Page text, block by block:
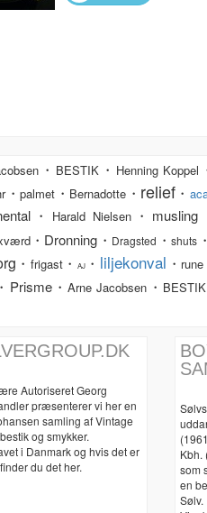
・ BESTIK・ Henning Koppel
・palmet ・ Bernadotte ・ relief ・
・ Harald Nielsen・musling
・Dronning・ Dragsted ・shuts ・
・ frigast・ AJ・ liljekonval ・ rune
Prisme・Arne Jacobsen ・ BESTIK
Autoriseret Georg
præsenterer vi her en
samling af Vintage
og smykker.
i Danmark og hvis det er
du det her.
Kbh.
som
en
Sølv.